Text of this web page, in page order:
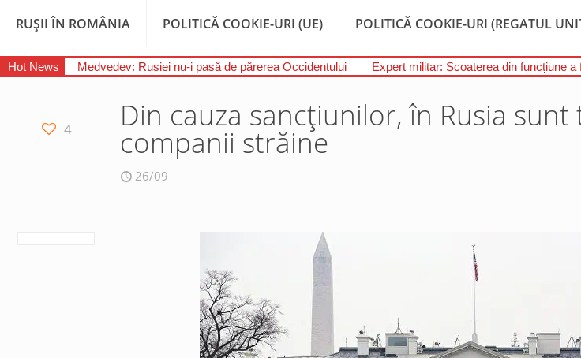
RUȘII ÎN ROMÂNIA POLITICĂ COOKIE-URI (UE) POLITICĂ COOKIE-URI (REGATUL
Hot News Medvedev: Rusiei nu-i pasă de părerea Occidentului Expert militar: Scoaterea din funcțiune
4 Din cauza sancțiunilor, în Rusia
companii străine
26/09